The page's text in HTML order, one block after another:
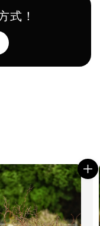
式！